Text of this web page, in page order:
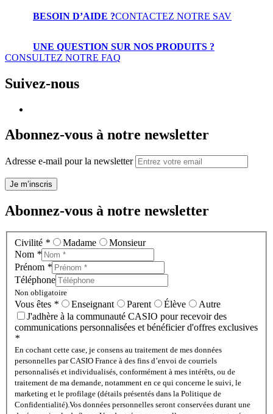
BESOIN D’AIDE ?CONTACTEZ NOTRE SAV
UNE QUESTION SUR NOS PRODUITS ?
CONSULTEZ NOTRE FAQ
Suivez-nous
Abonnez-vous à notre newsletter
Adresse e-mail pour la newsletter
Je m’inscris
Abonnez-vous à notre newsletter
Civilité * Madame
Monsieur
Nom *
Prénom *
Téléphone
Non obligatoire
Vous êtes * Enseignant Parent Élève
Autre
J'adhère à la communauté CASIO pour recevoir des
communications personnalisées et bénéficier d'offres exclusives
*
En cochant cette case, je consens au traitement de mes données
personnelles par CASIO France à des fins d’envoi de courriels
personnalisés et individualisés, conformément à mes intérêts, ou de
traitement de ma demande, notamment en ce qui concerne le suivi, le
marketing et le profilage (détails présentés dans la Politique de
Confidentialité). Vos données personnelles seront conservées durant une